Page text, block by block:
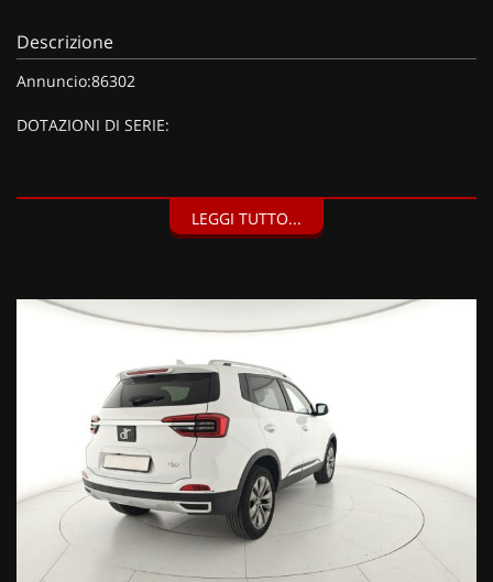
Descrizione
Annuncio:86302
DOTAZIONI DI SERIE:
LEGGI TUTTO...